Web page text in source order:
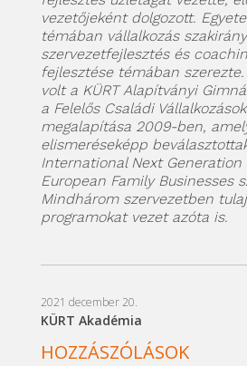
vezetőjeként dolgozott.
témában vállalkozás
szervezetfejlesztés és
fejlesztése témában
volt a KÜRT Alapítványi
a Felelős Családi
megalapítása 2009-ben,
elismeréseképp
International Next
European Family Businesses
Mindhárom szervezetben
programokat vezet azóta is.
2021 december 20.
KÜRT Akadémia
HOZZÁSZÓLÁSOK